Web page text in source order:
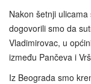
Nakon šetnji
dogovorili smo da
Vladimirovac, u
između Pančeva i
Iz Beograda smo